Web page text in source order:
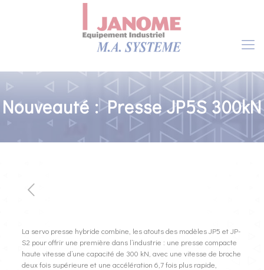
Nouveauté : Presse JP5S 300kN
La servo presse hybride combine, les atouts des modèles JP5 et JP-
S2 pour offrir une première dans l’industrie : une presse compacte
haute vitesse d’une capacité de 300 kN, avec une vitesse de broche
deux fois supérieure et une accélération 6,7 fois plus rapide,